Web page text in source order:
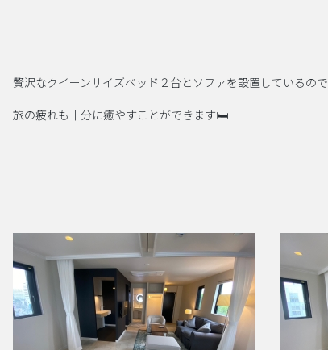
贅沢なクイーンサイズベッド２台とソファを設置しているので
旅の疲れも十分に癒やすことができます🛏